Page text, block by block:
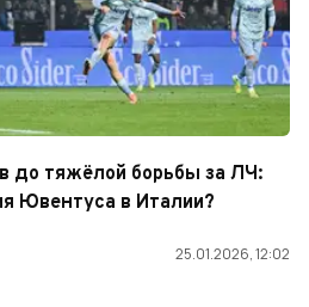
до тяжёлой борьбы за ЛЧ:
Ювентуса в Италии?
25.01.2026, 12:02